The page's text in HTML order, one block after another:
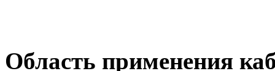
Область применения